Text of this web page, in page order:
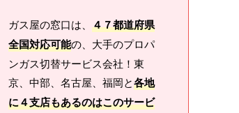
ガス屋の窓口は、 ４７都道府県
全国対応可能の、大手のプロパ
ンガス切替サービス会社！東
京、中部、名古屋、福岡と各地
に４支店もあるのはこのサービ